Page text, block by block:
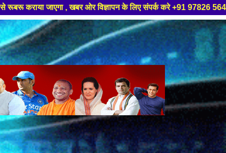
विज्ञापन के लिए संपर्क करे +91 97826 56423 ,हमारे यूट्यूब चैनल को